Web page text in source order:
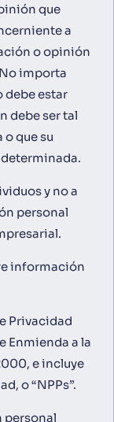
que
a
o opinión
importa
debe estar
debe ser tal
que su
y no a
personal
información
Privacidad
Enmienda a la
e incluye
o “NPPs”.
personal